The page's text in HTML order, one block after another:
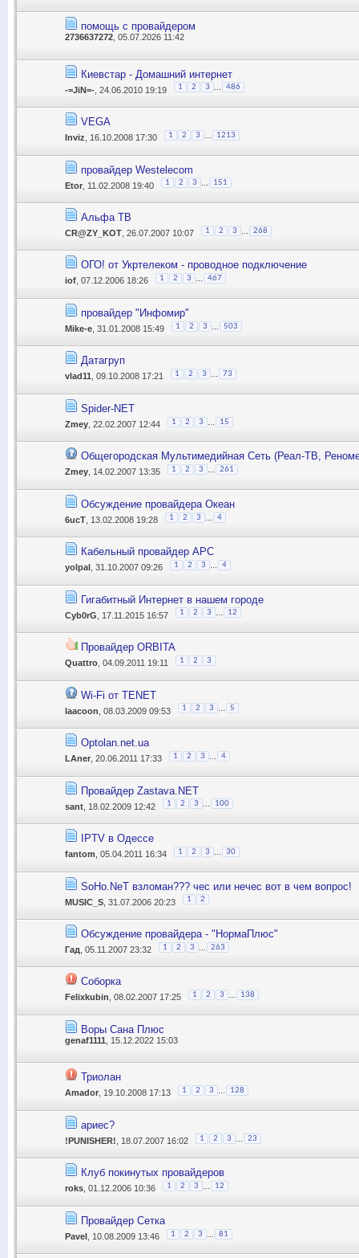
помощь с провайдером
2736637272 , 05.07.2026 11:42
Киевстар - Домашний интернет
-=JiN=- , 24.06.2010 19:19 1 2 3 486
VEGA
Inviz , 16.10.2008 17:30 1 2 3 1213
провайдер Westelecom
Etor , 11.02.2008 19:40 1 2 3 151
Альфа ТВ
CR@ZY_KOT , 26.07.2007 10:07 1 2 3 268
ОГО! от Укртелеком - проводное подключение
iof , 07.12.2006 18:26 1 2 3 467
провайдер "Инфомир"
Mike-e , 31.01.2008 15:49 1 2 3 503
Датагруп
vlad11 , 09.10.2008 17:21 1 2 3 73
Spider-NET
Zmey , 22.02.2007 12:44 1 2 3 15
Общегородская Мультимедийная Сеть (Реaл-ТВ,
Zmey , 14.02.2007 13:35 1 2 3 261
Обсуждение провайдера Океан
6ucT , 13.02.2008 19:28 1 2 3 4
Кабельный провайдер АРС
yolpal , 31.10.2007 09:26 1 2 3 4
Гигабитный Интернет в нашем городе
Cyb0rG , 17.11.2015 16:57 1 2 3 ... 12
Провайдер ORBITA
Quattro , 04.09.2011 19:11 1 2 3
Wi-Fi от TENET
laacoon , 08.03.2009 09:53 1 2 3 ... 5
Optolan.net.ua
LAner , 20.06.2011 17:33 1 2 3 4
Провайдер Zastava.NET
sant , 18.02.2009 12:42 1 2 3 100
IPTV в Одессе
fantom , 05.04.2011 16:34 1 2 3 30
SoHo.NeT взломан??? чес или нечес вот в чем вопрос!
MUSIC_S , 31.07.2006 20:23 1 2
Обсуждение провайдера - "НормаПлюс"
Гад , 05.11.2007 23:32 1 2 3 263
Соборка
Felixkubin , 08.02.2007 17:25 1 2 3 138
Воры Сана Плюс
genaf1111 , 15.12.2022 15:03
Триолан
Amador , 19.10.2008 17:13 1 2 3 128
ариес?
!PUNISHER! , 18.07.2007 16:02 1 2 3 23
Клуб покинутых провайдеров
roks , 01.12.2006 10:36 1 2 3 12
Провайдер Сетка
Pavel , 10.08.2009 13:46 1 2 3 81